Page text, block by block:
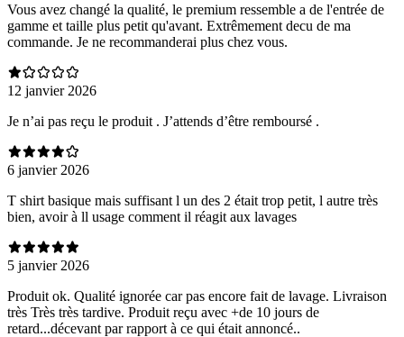
Vous avez changé la qualité, le premium ressemble a de l'entrée de
gamme et taille plus petit qu'avant. Extrêmement decu de ma
commande. Je ne recommanderai plus chez vous.
12 janvier 2026
Je n’ai pas reçu le produit . J’attends d’être remboursé .
6 janvier 2026
T shirt basique mais suffisant l un des 2 était trop petit, l autre très
bien, avoir à ll usage comment il réagit aux lavages
5 janvier 2026
Produit ok. Qualité ignorée car pas encore fait de lavage. Livraison
très Très très tardive. Produit reçu avec +de 10 jours de
retard...décevant par rapport à ce qui était annoncé..